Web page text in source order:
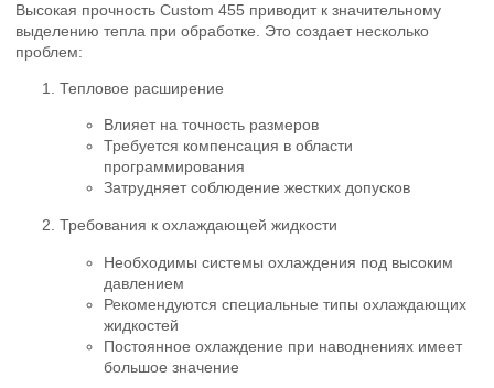
Высокая прочность Custom 455 приводит к значительному
выделению тепла при обработке. Это создает несколько
проблем:
Тепловое расширение
Влияет на точность размеров
Требуется компенсация в области
программирования
Затрудняет соблюдение жестких допусков
Требования к охлаждающей жидкости
Необходимы системы охлаждения под высоким
давлением
Рекомендуются специальные типы охлаждающих
жидкостей
Постоянное охлаждение при наводнениях имеет
большое значение